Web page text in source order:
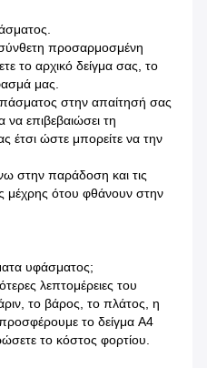
προσαρμοσμένη
το αρχικό δείγμα σας, το
μας.
στην απαίτησή σας
να επιβεβαιώσει τη
έτσι ώστε μπορείτε να την
στην παράδοση και τις
μέχρης ότου φθάνουν στην
υφάσματος;
λεπτομέρειες του
το βάρος, το πλάτος, η
το δείγμα A4
το κόστος φορτίου.